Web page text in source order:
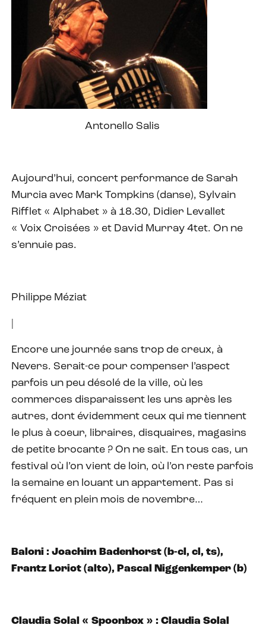
Antonello Salis
Aujourd’hui, concert performance de Sarah
Murcia avec Mark Tompkins (danse), Sylvain
Rifflet « Alphabet » à 18.30, Didier Levallet
« Voix Croisées » et David Murray 4tet. On ne
s’ennuie pas.
Philippe Méziat
Encore une journée sans trop de creux, à
Nevers. Serait-ce pour compenser l’aspect
parfois un peu désolé de la ville, où les
commerces disparaissent les uns après les
autres, dont évidemment ceux qui me tiennent
le plus à coeur, libraires, disquaires, magasins
de petite brocante ? On ne sait. En tous cas, un
festival où l’on vient de loin, où l’on reste parfois
la semaine en louant un appartement. Pas si
fréquent en plein mois de novembre…
Baloni : Joachim Badenhorst (b-cl, cl, ts),
Frantz Loriot (alto), Pascal Niggenkemper (b)
Claudia Solal « Spoonbox » : Claudia Solal